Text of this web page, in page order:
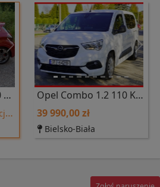
Next
Peugeot 208 GTI 200 KM 2014 r.
Previous Next
Opel Combo 1.2 110 KM. DŁUGI 2021 r polski salon nawigacja tempomat
39 990,00 zł
Bielsko-Biała